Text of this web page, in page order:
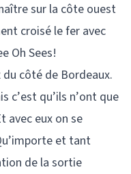
sur la côte ouest
croisé le fer avec
Oh Sees!
côté de Bordeaux.
c’est qu’ils n’ont que
avec eux on se
et tant
de la sortie